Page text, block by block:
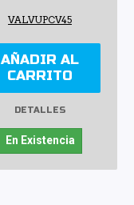
VALVUPCV45
AÑADIR AL
CARRITO
DETALLES
En Existencia